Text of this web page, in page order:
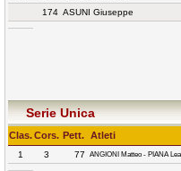
174 ASUNI Giuseppe
Serie Unica
Clas.Cors. Pett. Atleti
1 3 77 ANGIONI Matteo - PIANA